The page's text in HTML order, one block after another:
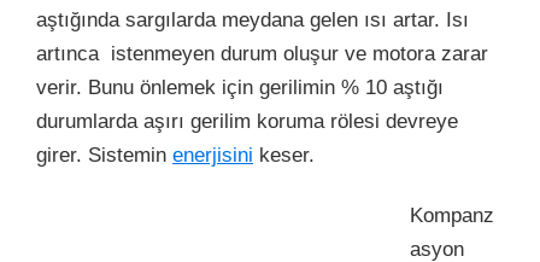
aştığında sargılarda meydana gelen ısı artar. Isı
artınca istenmeyen durum oluşur ve motora zarar
verir. Bunu önlemek için gerilimin % 10 aştığı
durumlarda aşırı gerilim koruma rölesi devreye
girer. Sistemin enerjisini keser.
Kompanz
asyon